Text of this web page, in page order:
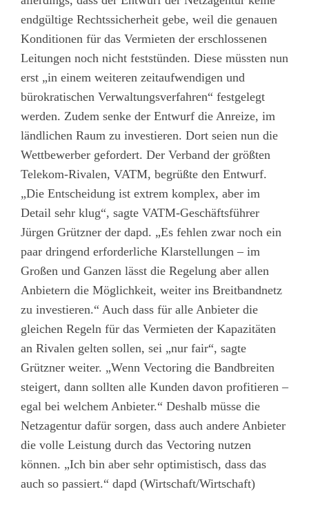
endgültige Rechtssicherheit gebe, weil die genauen
Konditionen für das Vermieten der erschlossenen
Leitungen noch nicht feststünden. Diese müssten nun
erst „in einem weiteren zeitaufwendigen und
bürokratischen Verwaltungsverfahren“ festgelegt
werden. Zudem senke der Entwurf die Anreize, im
ländlichen Raum zu investieren. Dort seien nun die
Wettbewerber gefordert. Der Verband der größten
Telekom-Rivalen, VATM, begrüßte den Entwurf.
„Die Entscheidung ist extrem komplex, aber im
Detail sehr klug“, sagte VATM-Geschäftsführer
Jürgen Grützner der dapd. „Es fehlen zwar noch ein
paar dringend erforderliche Klarstellungen – im
Großen und Ganzen lässt die Regelung aber allen
Anbietern die Möglichkeit, weiter ins Breitbandnetz
zu investieren.“ Auch dass für alle Anbieter die
gleichen Regeln für das Vermieten der Kapazitäten
an Rivalen gelten sollen, sei „nur fair“, sagte
Grützner weiter. „Wenn Vectoring die Bandbreiten
steigert, dann sollten alle Kunden davon profitieren –
egal bei welchem Anbieter.“ Deshalb müsse die
Netzagentur dafür sorgen, dass auch andere Anbieter
die volle Leistung durch das Vectoring nutzen
können. „Ich bin aber sehr optimistisch, dass das
auch so passiert.“ dapd (Wirtschaft/Wirtschaft)